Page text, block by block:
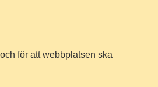
för att webbplatsen ska